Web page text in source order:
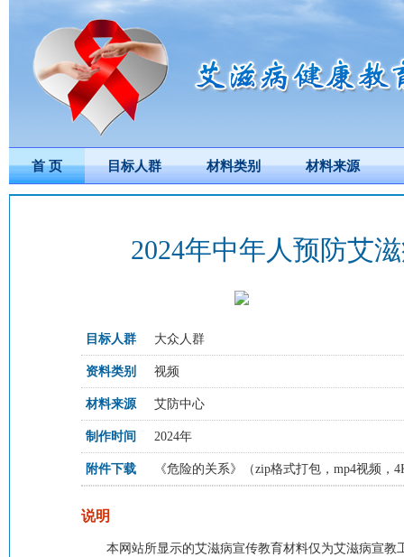
首 页 目标人群 材料类别 材料来源
2024年中年人预防艾
目标人群 大众人群
资料类别 视频
材料来源 艾防中心
制作时间 2024年
附件下载 《危险的关系》（zip格式打包，mp4视频，
说明
本网站所显示的艾滋病宣传教育材料仅为艾滋病宣